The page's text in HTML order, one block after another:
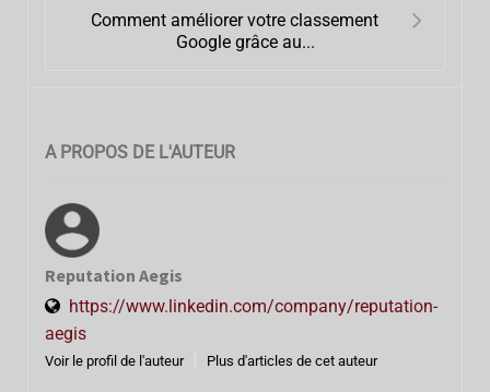
Comment améliorer votre classement
Google grâce au...
A PROPOS DE L'AUTEUR
Reputation Aegis
https://www.linkedin.com/company/reputation-
aegis
Voir le profil de l'auteur Plus d'articles de cet auteur